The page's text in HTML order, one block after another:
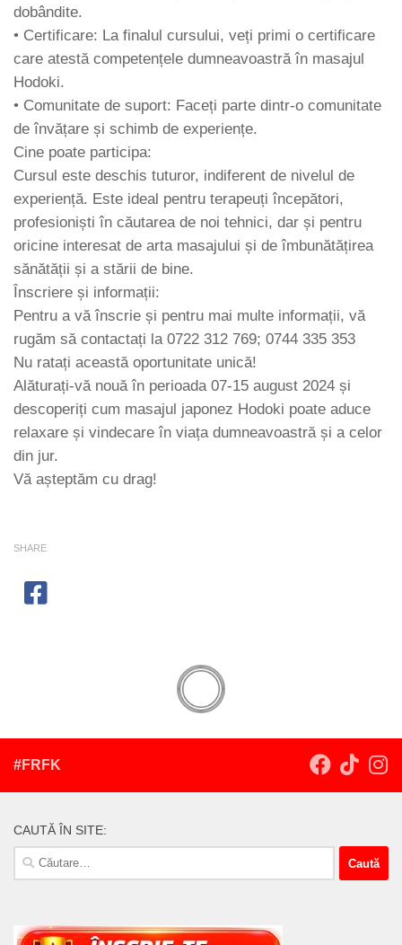
dobândite.
• Certificare: La finalul cursului, veți primi o certificare
care atestă competențele dumneavoastră în masajul
Hodoki.
• Comunitate de suport: Faceți parte dintr-o comunitate
de învățare și schimb de experiențe.
Cine poate participa:
Cursul este deschis tuturor, indiferent de nivelul de
experiență. Este ideal pentru terapeuți începători,
profesioniști în căutarea de noi tehnici, dar și pentru
oricine interesat de arta masajului și de îmbunătățirea
sănătății și a stării de bine.
Înscriere și informații:
Pentru a vă înscrie și pentru mai multe informații, vă
rugăm să contactați la 0722 312 769; 0744 335 353
Nu ratați această oportunitate unică!
Alăturați-vă nouă în perioada 07-15 august 2024 și
descoperiți cum masajul japonez Hodoki poate aduce
relaxare și vindecare în viața dumneavoastră și a celor
din jur.
Vă așteptăm cu drag!
SHARE
#FRFK
CAUTĂ ÎN SITE:
Caută
după: